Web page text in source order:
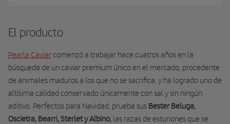
El producto
Pearla Caviarcomenzó a trabajar hace cuatros años en la
búsqueda de un caviar premium único en el mercado, procedente
de animales maduros a los que no se sacrifica, y ha logrado uno de
altísima calidad conservado únicamente con sal y sin ningún
aditivo. Perfectos para Navidad, prueba sus Bester Beluga,
Oscietra, Bearri, Sterlet y Albino, las razas de esturiones que se